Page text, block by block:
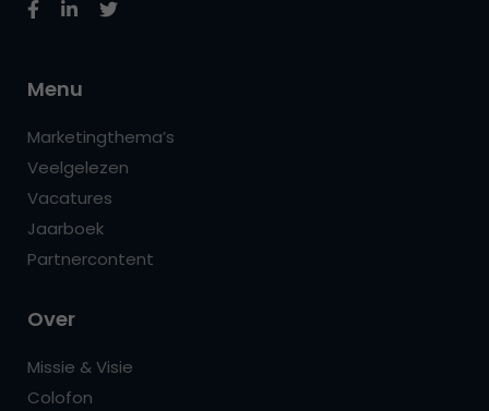
Menu
Marketingthema’s
Veelgelezen
Vacatures
Jaarboek
Partnercontent
Over
Missie & Visie
Colofon